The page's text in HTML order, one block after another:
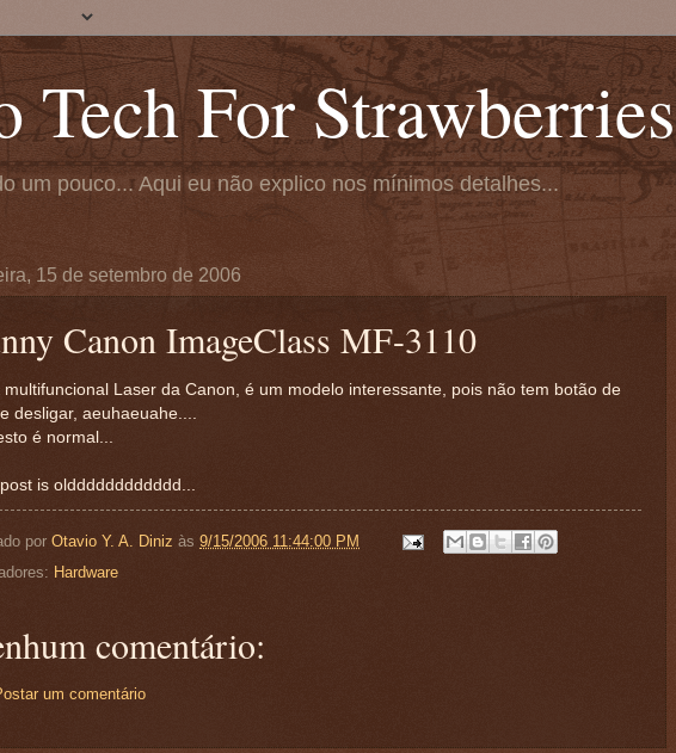
Tech For Strawberries
um pouco... Aqui eu não explico nos mínimos detalhes...
15 de setembro de 2006
Canon ImageClass MF-3110
multifuncional Laser da Canon, é um modelo interessante, pois não tem botão de
desligar, aeuhaeuahe....
é normal...
is oldddddddddddd...
por Otavio Y. A. Diniz às 9/15/2006 11:44:00 PM
Hardware
comentário:
um comentário